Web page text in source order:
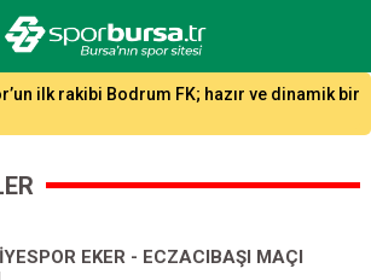
ilk rakibi Bodrum FK; hazır ve dinamik bir
EKER - ECZACIBAŞI MAÇI